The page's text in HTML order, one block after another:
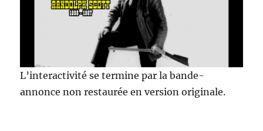
L’interactivité se termine par la bande-
annonce non restaurée en version originale.